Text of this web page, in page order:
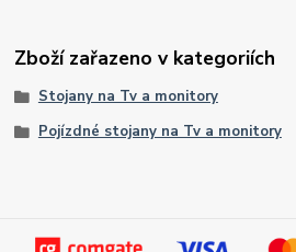
Zboží zařazeno v kategoriích
Stojany na Tv a monitory
Pojízdné stojany na Tv a monitory